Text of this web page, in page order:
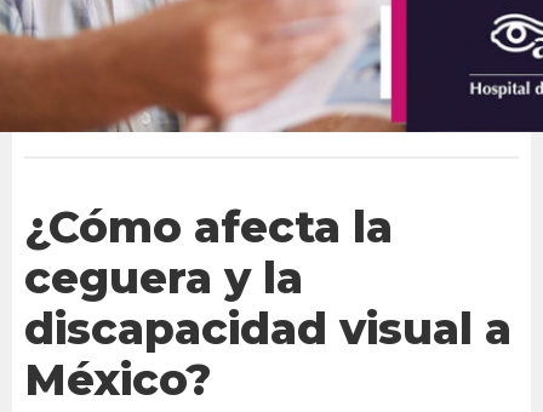
¿Cómo afecta la
ceguera y la
discapacidad visual a
México?